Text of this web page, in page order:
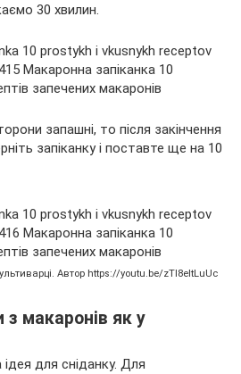
30 хвилин.
запашні, то після закінчення
запіканку і поставте ще на 10
Автор https://youtu.be/zTI8eltLuUc
з макаронів як у
для сніданку. Для